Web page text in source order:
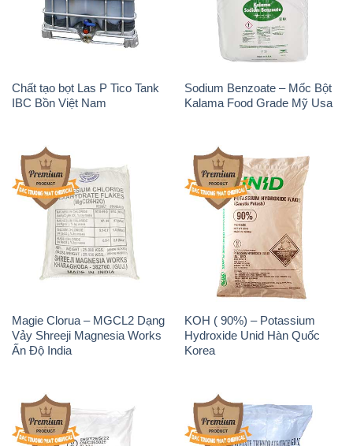
Chất tạo bọt Las P Tico Tank
IBC Bồn Việt Nam
Sodium Benzoate – Mốc Bột
Kalama Food Grade Mỹ Usa
Magie Clorua – MGCL2 Dạng
Vảy Shreeji Magnesia Works
Ấn Độ India
KOH ( 90%) – Potassium
Hydroxide Unid Hàn Quốc
Korea